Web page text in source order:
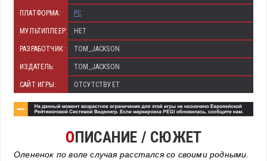
ПЛАТФОРМА: PC
МУЛЬТИПЛЕЕР: НЕТ
РАЗРАБОТЧИК: TOM_JACKSON
ИЗДАТЕЛЬ: TOM_JACKSON
САЙТ ИГРЫ: ОТСУТСТВУЕТ
ОПИСАНИЕ / СЮЖЕТ
Олененок по воле случая расстался со своими родными.